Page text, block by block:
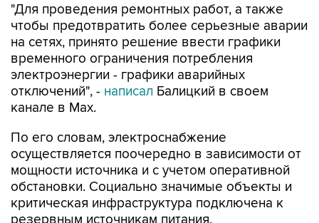
"Для проведения ремонтных работ, а также
чтобы предотвратить более серьезные аварии
на сетях, принято решение ввести графики
временного ограничения потребления
электроэнергии - графики аварийных
отключений", - написал Балицкий в своем
канале в Max.
По его словам, электроснабжение
осуществляется поочередно в зависимости от
мощности источника и с учетом оперативной
обстановки. Социально значимые объекты и
критическая инфраструктура подключена к
резервным источникам питания.